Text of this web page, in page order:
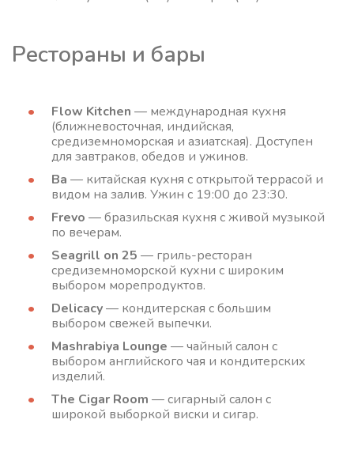
Рестораны и бары
Flow Kitchen — международная кухня
(ближневосточная, индийская,
средиземноморская и азиатская). Доступен
для завтраков, обедов и ужинов.
Ba — китайская кухня с открытой террасой и
видом на залив. Ужин с 19:00 до 23:30.
Frevo — бразильская кухня с живой музыкой
по вечерам.
Seagrill on 25 — гриль-ресторан
средиземноморской кухни с широким
выбором морепродуктов.
Delicacy— кондитерская с большим
выбором свежей выпечки.
Mashrabiya Lounge — чайный салон с
выбором английского чая и кондитерских
изделий.
The Cigar Room — сигарный салон с
широкой выборкой виски и сигар.